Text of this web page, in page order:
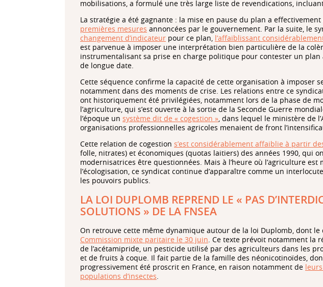
mobilisations, a formulé une très large liste de revendications,
La stratégie a été gagnante : la mise en pause du plan a
premières mesures annoncées par le gouvernement. Par la suite, le
changement d’indicateur pour ce plan, l’affaiblissant
est parvenue à imposer une interprétation bien particulière de la
instrumentalisant sa prise en charge politique pour contester un plan
de longue date.
Cette séquence confirme la capacité de cette organisation à imposer
notamment dans des moments de crise. Les relations entre ce
ont historiquement été privilégiées, notamment lors de la phase de
l’agriculture, qui s’est ouverte à la sortie de la Seconde Guerre
l’époque un système dit de « cogestion », dans lequel le ministère de
organisations professionnelles agricoles menaient de front
Cette relation de cogestion s’est considérablement affaiblie à partir
folle, nitrates) et économiques (quotas laitiers) des années 1990, qui
modernisatrices être questionnées. Mais à l’heure où l’agriculture est
l’écologisation, ce syndicat continue d’apparaître comme un
les pouvoirs publics.
LA LOI DUPLOMB REPREND LE « PAS
SOLUTIONS » DE LA FNSEA
On retrouve cette même dynamique autour de la loi Duplomb, dont le
Commission mixte paritaire le 30 juin. Ce texte prévoit notamment la
de l’acétamipride, un pesticide utilisé par des agriculteurs dans les
et de fruits à coque. Il fait partie de la famille des néonicotinoïdes,
progressivement été proscrit en France, en raison notamment de
populations d’insectes.